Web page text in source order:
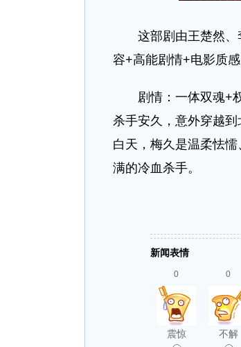
这部剧由王楚然、
容+高能剧情+电影质
剧情：一体双魂+权
杀手安久，意外穿越
白天，梅久是温柔怯
满的冷血杀手。
新闻表情
0
震惊
0
不解